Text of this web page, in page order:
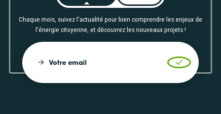
Chaque mois, suivez l'actualité pour bien comprendre les enjeux de
l'énergie citoyenne, et découvrez les nouveaux projets !
Votre email Valider